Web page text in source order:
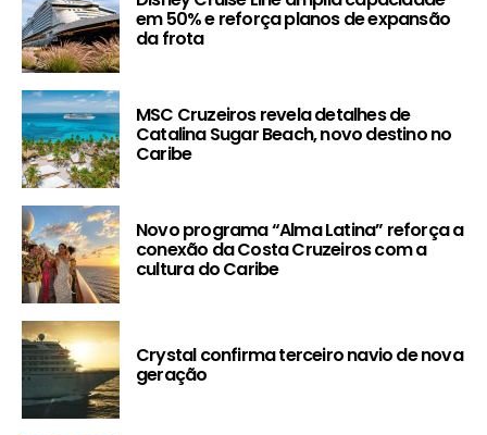
em 50% e reforça planos de expansão
da frota
MSC Cruzeiros revela detalhes de
Catalina Sugar Beach, novo destino no
Caribe
Novo programa “Alma Latina” reforça a
conexão da Costa Cruzeiros com a
cultura do Caribe
Crystal confirma terceiro navio de nova
geração